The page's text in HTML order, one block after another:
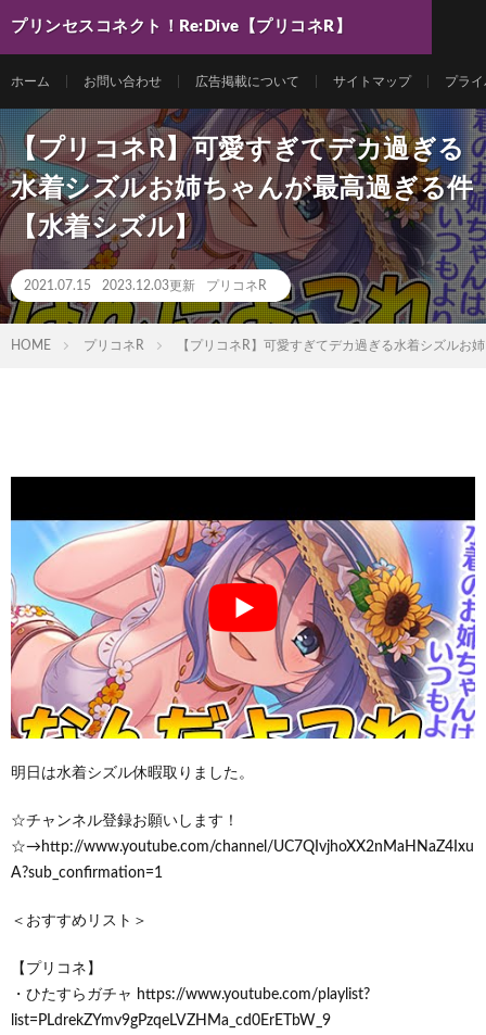
プリンセスコネクト！Re:Dive【プリコネR】
ホーム お問い合わせ 広告掲載について サイトマップ プラ
【プリコネR】可愛すぎてデカ過ぎる
水着シズルお姉ちゃんが最高過ぎる件
【水着シズル】
2021.07.15 2023.12.03更新 プリコネR
HOME プリコネR 【プリコネR】可愛すぎてデカ過ぎる水着シズルお
明日は水着シズル休暇取りました。
☆チャンネル登録お願いします！
☆→http://www.youtube.com/channel/UC7QIvjhoXX2nMaHNaZ4Ixu
A?sub_confirmation=1
＜おすすめリスト＞
【プリコネ】
・ひたすらガチャ https://www.youtube.com/playlist?
list=PLdrekZYmv9gPzqeLVZHMa_cd0ErETbW_9